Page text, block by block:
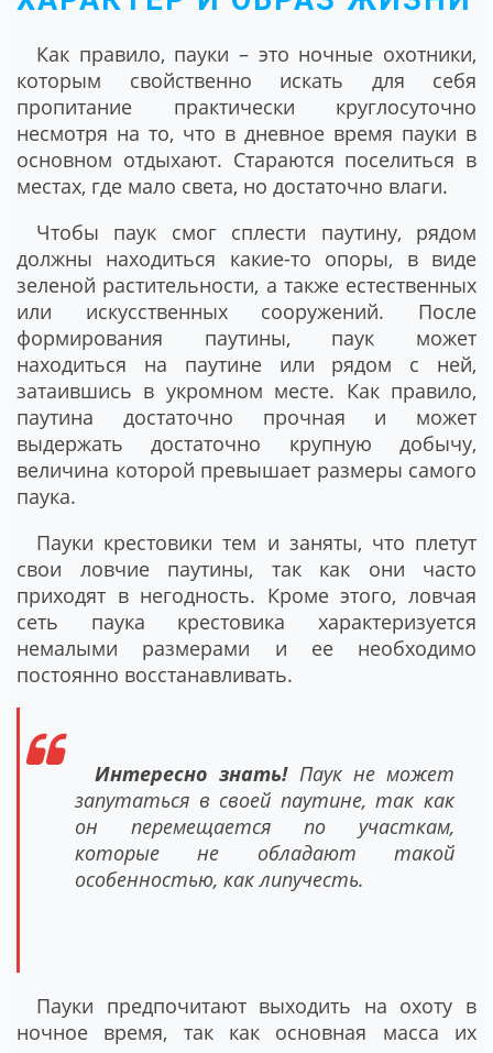
Как правило, пауки – это ночные охотники,
которым свойственно искать для себя
пропитание практически круглосуточно
несмотря на то, что в дневное время пауки в
основном отдыхают. Стараются поселиться в
местах, где мало света, но достаточно влаги.
Чтобы паук смог сплести паутину, рядом
должны находиться какие-то опоры, в виде
зеленой растительности, а также естественных
или искусственных сооружений. После
формирования паутины, паук может
находиться на паутине или рядом с ней,
затаившись в укромном месте. Как правило,
паутина достаточно прочная и может
выдержать достаточно крупную добычу,
величина которой превышает размеры самого
паука.
Пауки крестовики тем и заняты, что плетут
свои ловчие паутины, так как они часто
приходят в негодность. Кроме этого, ловчая
сеть паука крестовика характеризуется
немалыми размерами и ее необходимо
постоянно восстанавливать.
Интересно знать!Паук не может
запутаться в своей паутине, так как
он перемещается по участкам,
которые не обладают такой
особенностью, как липучесть.
Пауки предпочитают выходить на охоту в
ночное время, так как основная масса их